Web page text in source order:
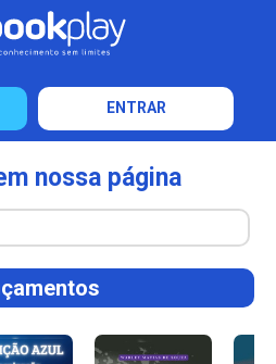
ENTRAR
nossa página